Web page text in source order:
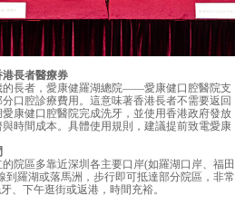
長者醫療券
長者， 愛康健羅湖總院——愛康健口腔醫院支
口腔診療費用。這意味著香港長者不需要返回
康健口腔醫院完成洗牙，並使用香港政府發放
時間成本。具體使用規則，建議提前致電愛康
區多靠近深圳各主要口岸(如羅湖口岸、福田
到羅湖或落馬洲，步行即可抵達部分院區，非常
、下午逛街或返港，時間充裕。